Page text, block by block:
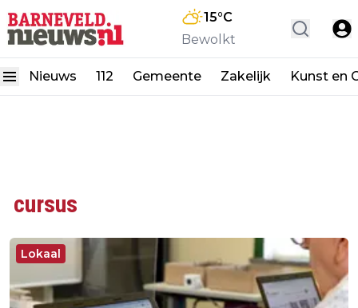
15°C
Bewolkt
Nieuws 112 Gemeente Zakelijk Kunst en
cursus
Lokaal